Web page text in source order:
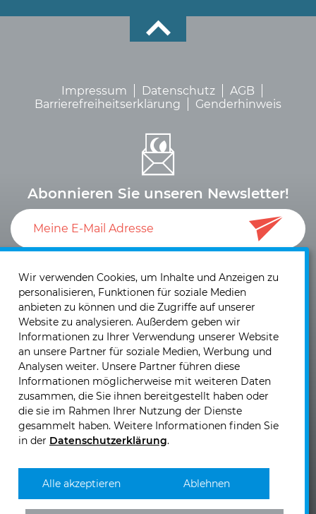
Impressum Datenschutz
AGB
Barrierefreiheitserklärung
Genderhinweis
Abonnieren Sie unseren Newsletter!
Einwilligung zum Versand von Neuigkeiten und
Informationen.
KIRCHHOFF Mobility AG
Laubisrütistrasse 74
CH - 8712 Stäfa
Telefon: +41 (0)44 - 928 30 10
Wir verwenden Cookies, um Inhalte und Anzeigen zu
personalisieren, Funktionen für soziale Medien
anbieten zu können und die Zugriffe auf unserer
Website zu analysieren. Außerdem geben wir
Informationen zu Ihrer Verwendung unserer Website
an unsere Partner für soziale Medien, Werbung und
Analysen weiter. Unsere Partner führen diese
Informationen möglicherweise mit weiteren Daten
zusammen, die Sie ihnen bereitgestellt haben oder
die sie im Rahmen Ihrer Nutzung der Dienste
gesammelt haben. Weitere Informationen finden Sie
in der Datenschutzerklärung.
Ablehnen
Alle akzeptieren